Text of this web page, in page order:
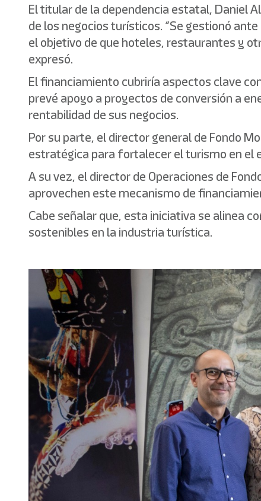
El titular de la dependencia estatal, Daniel
de los negocios turísticos. “Se gestionó
el objetivo de que hoteles, restaurantes y
expresó.
El financiamiento cubriría aspectos clave
prevé apoyo a proyectos de conversión a
rentabilidad de sus negocios.
Por su parte, el director general de Fondo
estratégica para fortalecer el turismo en el
A su vez, el director de Operaciones de
aprovechen este mecanismo de
Cabe señalar que, esta iniciativa se alinea
sostenibles en la industria turística.